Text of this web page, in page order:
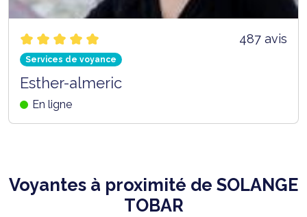
487 avis
Services de voyance
Esther-almeric
En ligne
Voyantes à proximité de SOLANGE
TOBAR